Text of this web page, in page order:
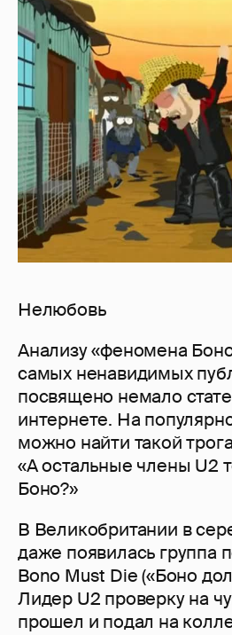
Нелюбовь
Анализу «феномена
самых ненавидимых
посвящено немало
интернете. На
можно найти такой
«А остальные члены U2
Боно?»
В Великобритании в
даже появилась группа
Bono Must Die («Боно
Лидер U2 проверку на
прошел и подал на